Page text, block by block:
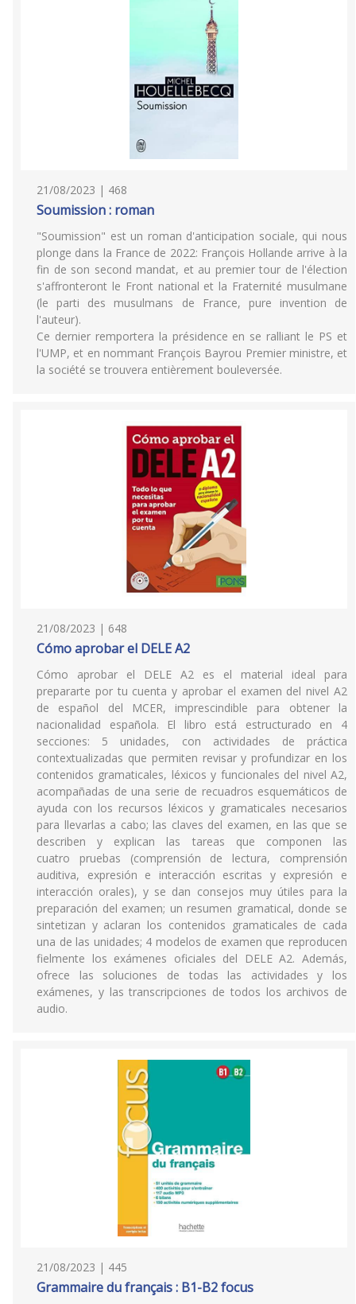
21/08/2023 | 468
Soumission : roman
"Soumission" est un roman d'anticipation sociale, qui nous
plonge dans la France de 2022: François Hollande arrive à la
fin de son second mandat, et au premier tour de l'élection
s'affronteront le Front national et la Fraternité musulmane
(le parti des musulmans de France, pure invention de
l'auteur).
Ce dernier remportera la présidence en se ralliant le PS et
l'UMP, et en nommant François Bayrou Premier ministre, et
la société se trouvera entièrement bouleversée.
21/08/2023 | 648
Cómo aprobar el DELE A2
Cómo aprobar el DELE A2 es el material ideal para
prepararte por tu cuenta y aprobar el examen del nivel A2
de español del MCER, imprescindible para obtener la
nacionalidad española. El libro está estructurado en 4
secciones: 5 unidades, con actividades de práctica
contextualizadas que permiten revisar y profundizar en los
contenidos gramaticales, léxicos y funcionales del nivel A2,
acompañadas de una serie de recuadros esquemáticos de
ayuda con los recursos léxicos y gramaticales necesarios
para llevarlas a cabo; las claves del examen, en las que se
describen y explican las tareas que componen las
cuatro pruebas (comprensión de lectura, comprensión
auditiva, expresión e interacción escritas y expresión e
interacción orales), y se dan consejos muy útiles para la
preparación del examen; un resumen gramatical, donde se
sintetizan y aclaran los contenidos gramaticales de cada
una de las unidades; 4 modelos de examen que reproducen
fielmente los exámenes oficiales del DELE A2. Además,
ofrece las soluciones de todas las actividades y los
exámenes, y las transcripciones de todos los archivos de
audio.
21/08/2023 | 445
Grammaire du français : B1-B2 focus